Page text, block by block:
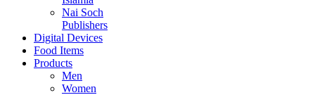
Nai Soch
Publishers
Digital Devices
Food Items
Products
Men
Women